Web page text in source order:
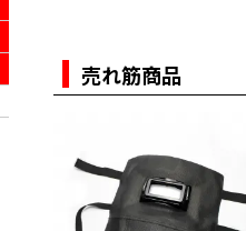
売れ筋商品